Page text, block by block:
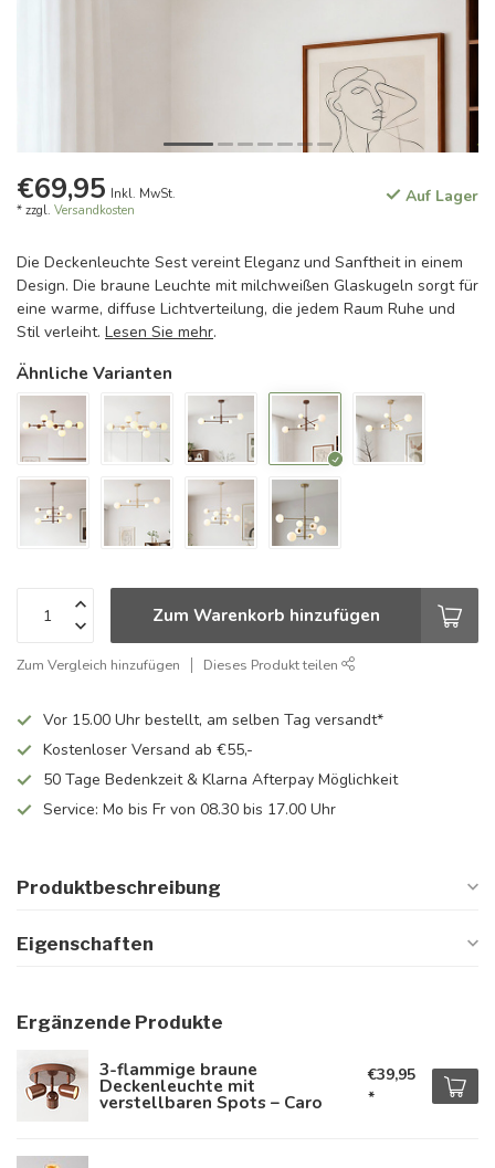
€69,95 Inkl. MwSt.
* zzgl. Versandkosten
Auf Lager
Die Deckenleuchte Sest vereint Eleganz und Sanftheit in einem
Design. Die braune Leuchte mit milchweißen Glaskugeln sorgt für
eine warme, diffuse Lichtverteilung, die jedem Raum Ruhe und
Stil verleiht. Lesen Sie mehr.
Ähnliche Varianten
Zum Warenkorb hinzufügen
Zum Vergleich hinzufügen Dieses Produkt teilen
Vor 15.00 Uhr bestellt, am selben Tag versandt*
Kostenloser Versand ab €55,-
50 Tage Bedenkzeit & Klarna Afterpay Möglichkeit
Service: Mo bis Fr von 08.30 bis 17.00 Uhr
Produktbeschreibung
Eigenschaften
Ergänzende Produkte
3-flammige braune
Deckenleuchte mit
verstellbaren Spots – Caro
€39,95
*